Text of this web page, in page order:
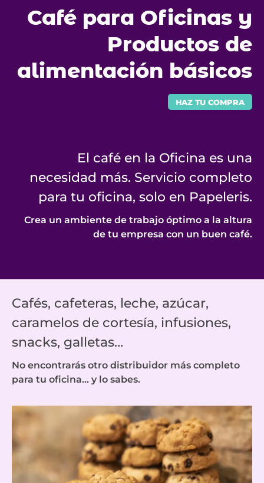
Café para Oficinas y
Productos de
alimentación básicos
HAZ TU COMPRA
El café en la Oficina es una
necesidad más. Servicio completo
para tu oficina, solo en Papeleris.
Crea un ambiente de trabajo óptimo a la altura
de tu empresa con un buen café.
Cafés, cafeteras, leche, azúcar,
caramelos de cortesía, infusiones,
snacks, galletas…
No encontrarás otro distribuidor más completo
para tu oficina… y lo sabes.